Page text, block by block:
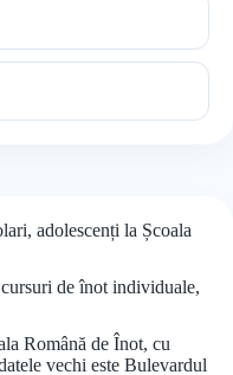
adolescenți la Școala
de înot individuale,
Română de Înot, cu
vechi este Bulevardul